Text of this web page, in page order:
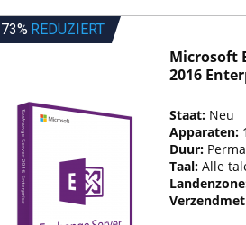
73% REDUZIERT
Microsoft
2016
Staat: Neu
Apparaten:
Duur:
Taal:Alle